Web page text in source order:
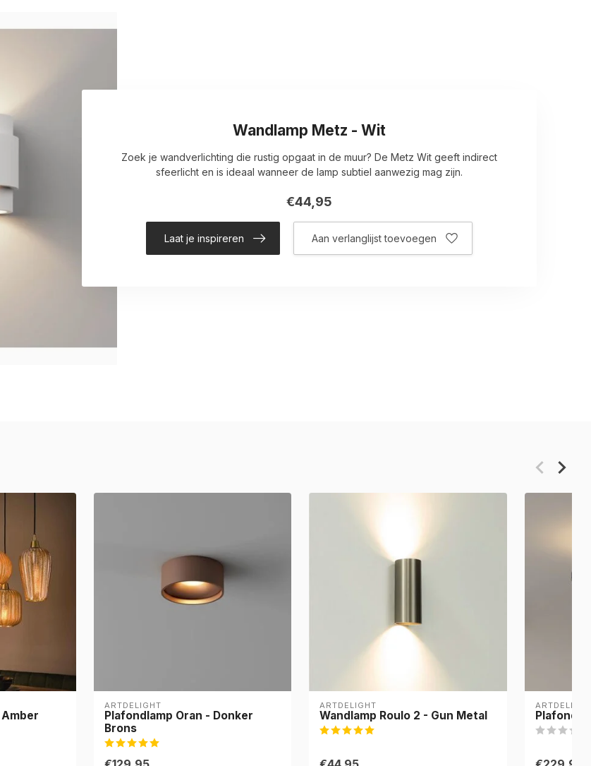
Wandlamp Metz - Wit
Zoek je wandverlichting die rustig opgaat in de muur? De Metz Wit geeft indirect
sfeerlicht en is ideaal wanneer de lamp subtiel aanwezig mag zijn.
€44,95
Laat je inspireren Aan verlanglijst toevoegen
Amber
ARTDELIGHT
Plafondlamp Oran - Donker
Brons
ARTDELIGHT
Wandlamp Roulo 2 - Gun Metal